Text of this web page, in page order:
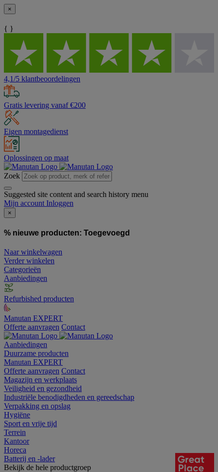
×
{ }
4,1/5 klantbeoordelingen
Gratis levering vanaf €200
Eigen montagedienst
Oplossingen op maat
Zoek
Suggested site content and search history menu
Mijn account Inloggen
×
% nieuwe producten: Toegevoegd
Naar winkelwagen
Verder winkelen
Categorieën
Aanbiedingen
Refurbished producten
Manutan EXPERT
Offerte aanvragen Contact
Aanbiedingen
Duurzame producten
Manutan EXPERT
Offerte aanvragen Contact
Magazijn en werkplaats
Veiligheid en gezondheid
Industriële benodigdheden en gereedschap
Verpakking en opslag
Hygiëne
Sport en vrije tijd
Terrein
Kantoor
Horeca
Batterij en -lader
Bekijk de hele productgroep